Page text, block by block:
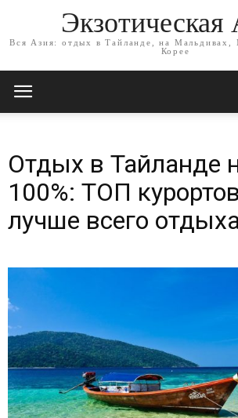
Экзотическая
Вся Азия: отдых в Тайланде, на
Корее
Отдых в Тайланде
100%: ТОП
лучше всего